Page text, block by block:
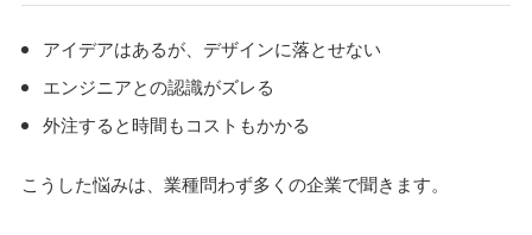
アイデアはあるが、デザインに落とせない
エンジニアとの認識がズレる
外注すると時間もコストもかかる
こうした悩みは、業種問わず多くの企業で聞きます。